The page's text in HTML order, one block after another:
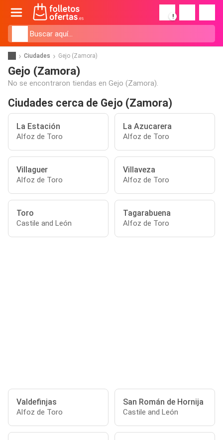
!
Ciudades Gejo (Zamora)
Gejo (Zamora)
No se encontraron tiendas en Gejo (Zamora).
Ciudades cerca de Gejo (Zamora)
La Estación
Alfoz de Toro
La Azucarera
Alfoz de Toro
Villaguer
Alfoz de Toro
Villaveza
Alfoz de Toro
Toro
Castile and León
Tagarabuena
Alfoz de Toro
Valdefinjas
Alfoz de Toro
San Román de Hornija
Castile and León